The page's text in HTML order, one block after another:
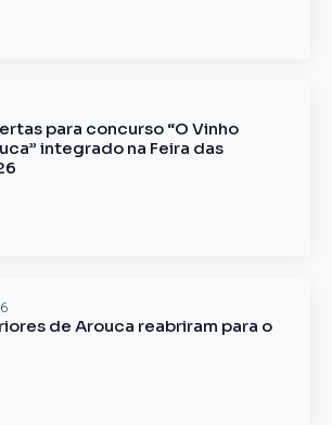
para concurso “O Vinho
integrado na Feira das
de Arouca reabriram para o